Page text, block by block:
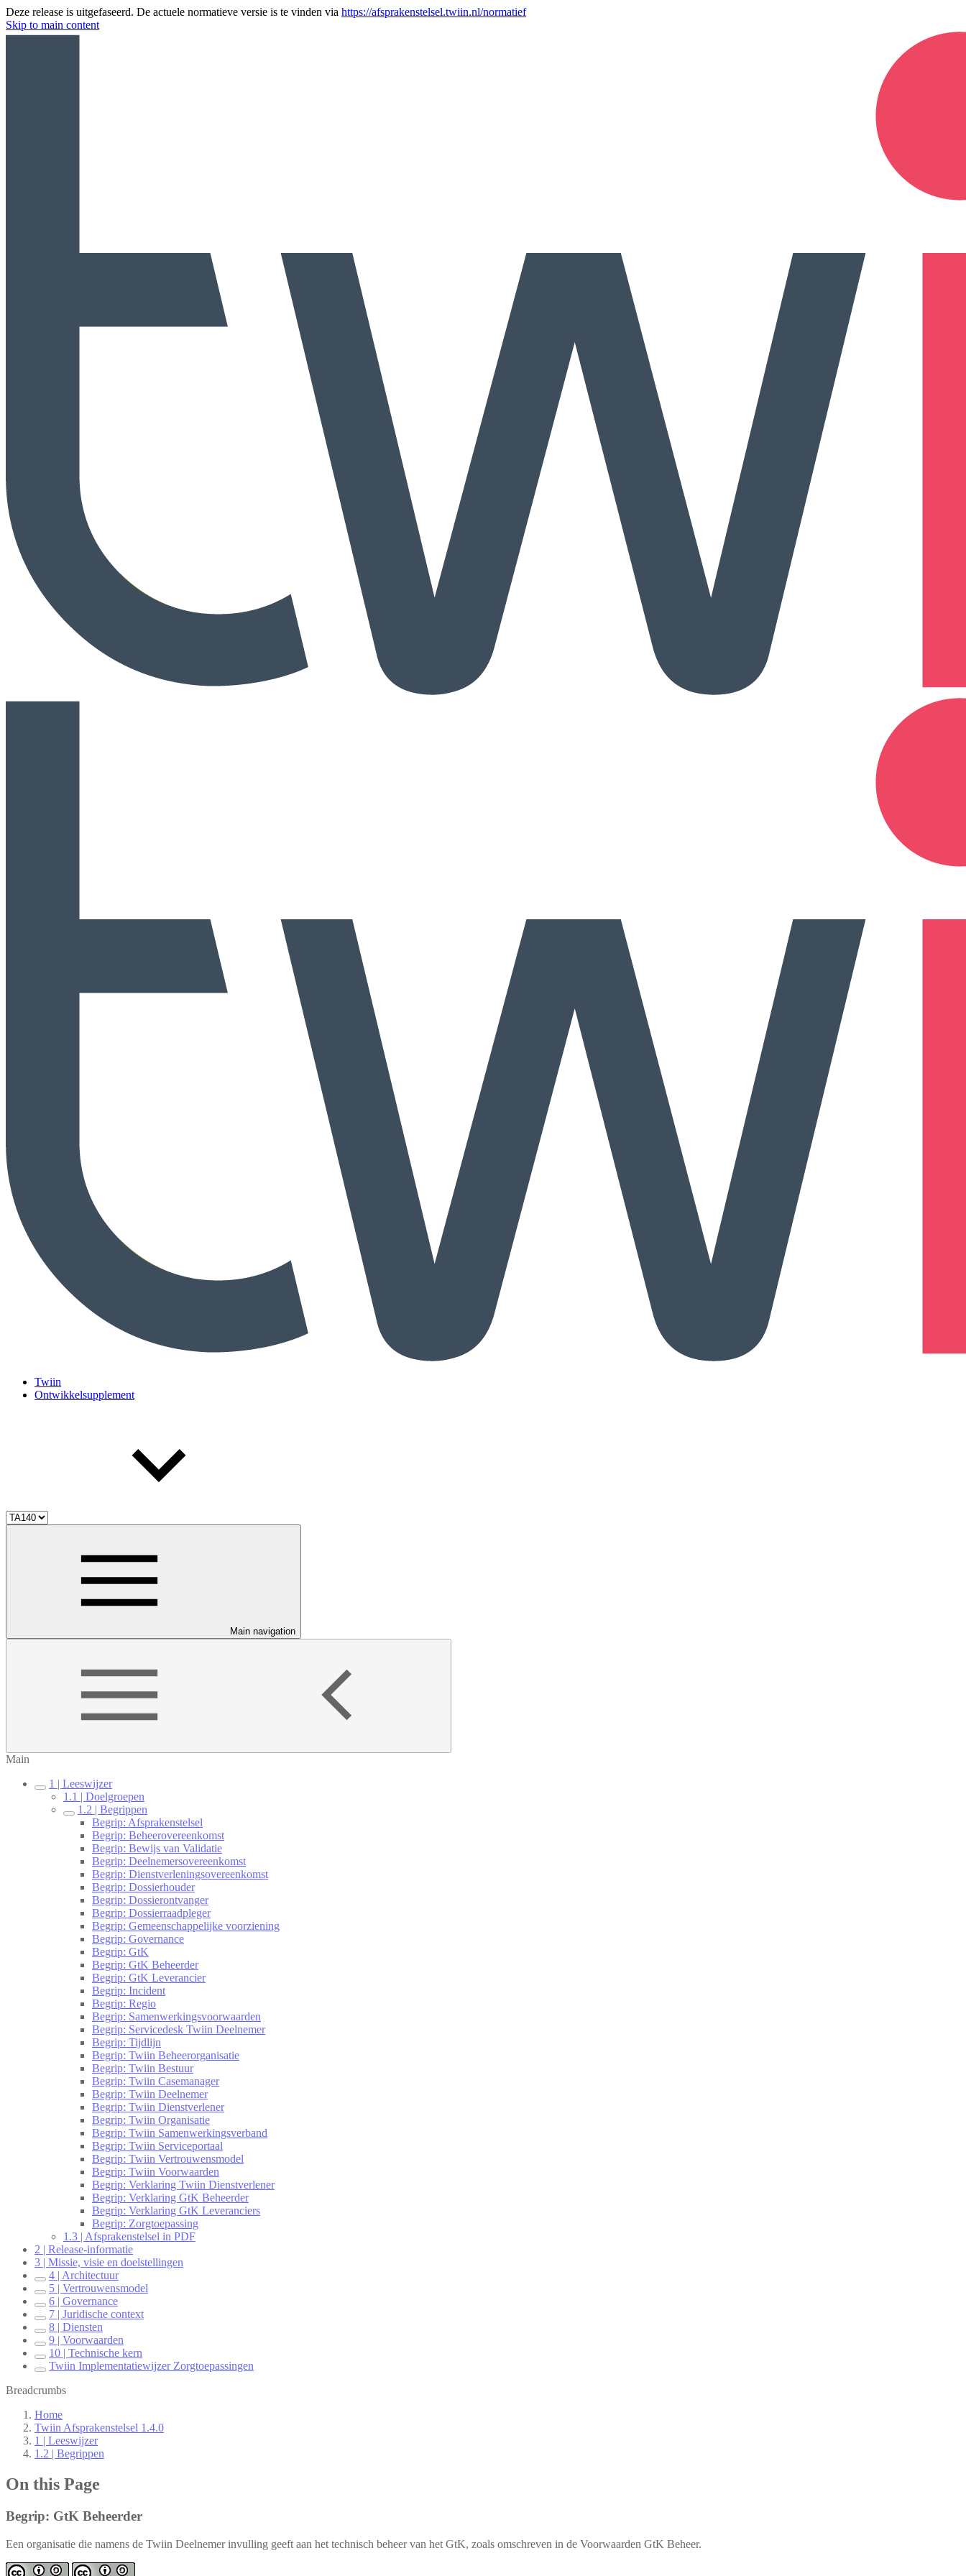
Deze release is uitgefaseerd. De actuele normatieve versie is te vinden via https://afsprakenstelsel.twiin.nl/normatief
Skip to main content
Twiin
Ontwikkelsupplement
Main navigation
Main
1 | Leeswijzer
1.1 | Doelgroepen
1.2 | Begrippen
Begrip: Afsprakenstelsel
Begrip: Beheerovereenkomst
Begrip: Bewijs van Validatie
Begrip: Deelnemersovereenkomst
Begrip: Dienstverleningsovereenkomst
Begrip: Dossierhouder
Begrip: Dossierontvanger
Begrip: Dossierraadpleger
Begrip: Gemeenschappelijke voorziening
Begrip: Governance
Begrip: GtK
Begrip: GtK Beheerder
Begrip: GtK Leverancier
Begrip: Incident
Begrip: Regio
Begrip: Samenwerkingsvoorwaarden
Begrip: Servicedesk Twiin Deelnemer
Begrip: Tijdlijn
Begrip: Twiin Beheerorganisatie
Begrip: Twiin Bestuur
Begrip: Twiin Casemanager
Begrip: Twiin Deelnemer
Begrip: Twiin Dienstverlener
Begrip: Twiin Organisatie
Begrip: Twiin Samenwerkingsverband
Begrip: Twiin Serviceportaal
Begrip: Twiin Vertrouwensmodel
Begrip: Twiin Voorwaarden
Begrip: Verklaring Twiin Dienstverlener
Begrip: Verklaring GtK Beheerder
Begrip: Verklaring GtK Leveranciers
Begrip: Zorgtoepassing
1.3 | Afsprakenstelsel in PDF
2 | Release-informatie
3 | Missie, visie en doelstellingen
4 | Architectuur
5 | Vertrouwensmodel
6 | Governance
7 | Juridische context
8 | Diensten
9 | Voorwaarden
10 | Technische kern
Twiin Implementatiewijzer Zorgtoepassingen
Breadcrumbs
Home
Twiin Afsprakenstelsel 1.4.0
1 | Leeswijzer
1.2 | Begrippen
On this Page
Begrip: GtK Beheerder
Een organisatie die namens de Twiin Deelnemer invulling geeft aan het technisch beheer van het GtK, zoals omschreven in de Voorwaarden GtK Beheer.